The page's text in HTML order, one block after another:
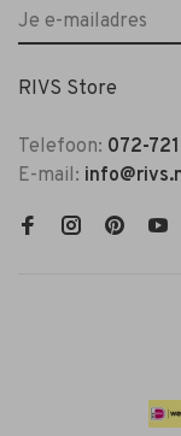
RIVS Store
Telefoon: 072-
E-mail: